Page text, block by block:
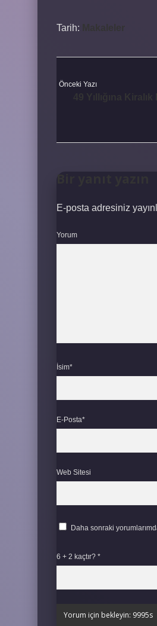
Tarih: Makaleler
Önceki Yazı
E-posta adresiniz
Yorum
İsim*
E-Posta*
Web Sitesi
Daha sonraki
6 + 2 kaçtır? *